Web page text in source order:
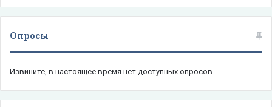
Опросы
Извините, в настоящее время нет доступных опросов.